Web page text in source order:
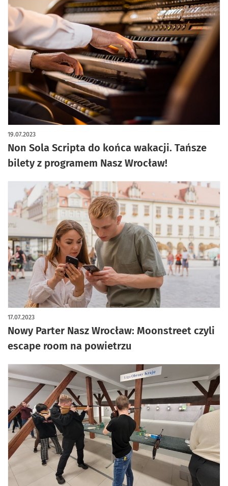
Non Sola Scripta do końca wakacji. Tańsze
bilety z programem Nasz Wrocław!
19.07.2023
Nowy Parter Nasz Wrocław: Moonstreet czyli
escape room na powietrzu
17.07.2023